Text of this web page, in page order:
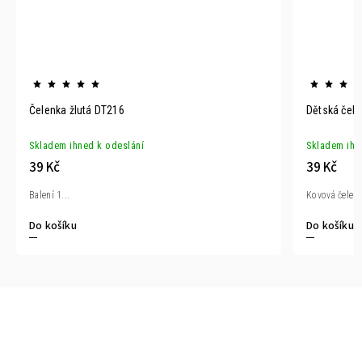
Čelenka žlutá DT216
Skladem ihned k odeslání
39 Kč
Do košíku
Balení 1...
Dětská
Skladem
39 Kč
Do košíku
Kovová